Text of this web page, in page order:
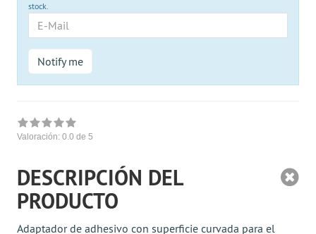
stock.
Mail
Notify me
Valoración: 0.0 de 5
DESCRIPCIÓN DEL
PRODUCTO
Adaptador de adhesivo con superficie curvada para el